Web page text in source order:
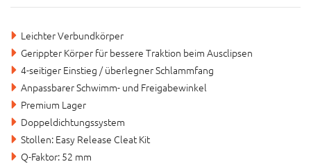
Leichter Verbundkörper
Gerippter Körper für bessere Traktion beim Ausclipsen
4-seitiger Einstieg / überlegner Schlammfang
Anpassbarer Schwimm- und Freigabewinkel
Premium Lager
Doppeldichtungssystem
Stollen: Easy Release Cleat Kit
Q-Faktor: 52 mm